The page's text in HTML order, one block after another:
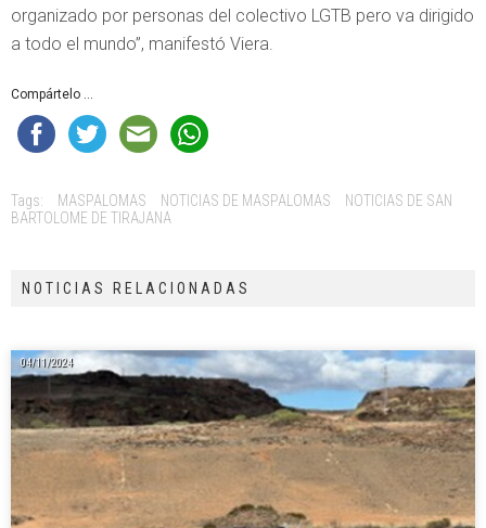
organizado por personas del colectivo LGTB pero va dirigido
a todo el mundo”, manifestó Viera.
Compártelo ...
Tags: MASPALOMAS NOTICIAS DE MASPALOMAS
NOTICIAS DE SAN
BARTOLOME DE TIRAJANA
NOTICIAS RELACIONADAS
04/11/2024